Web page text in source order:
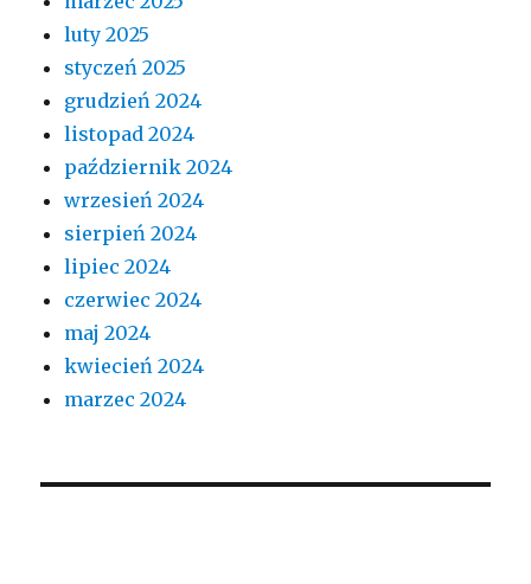
luty 2025
styczeń 2025
grudzień 2024
listopad 2024
październik 2024
wrzesień 2024
sierpień 2024
lipiec 2024
czerwiec 2024
maj 2024
kwiecień 2024
marzec 2024